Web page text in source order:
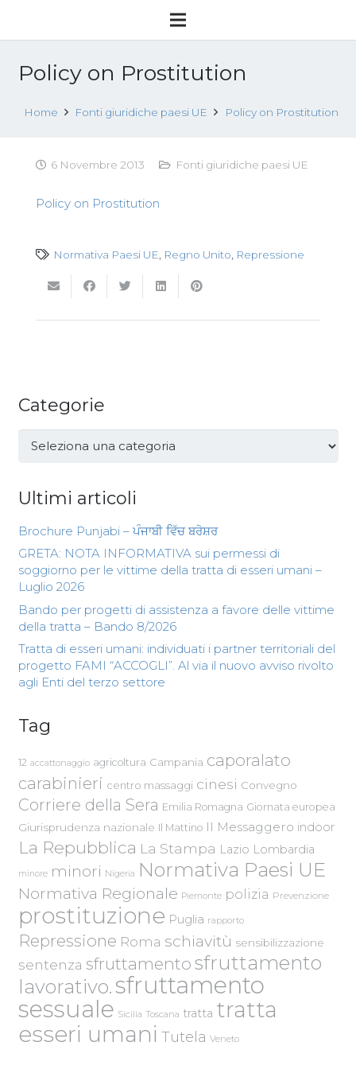
Policy on Prostitution
Home Fonti giuridiche paesi UE Policy on Prostitution
6 Novembre 2013 Fonti giuridiche paesi UE
Policy on Prostitution
Normativa Paesi UE Regno Unito Repressione
Categorie
Categorie
Ultimi articoli
Brochure Punjabi – ਪੰਜਾਬੀ ਵਿੱਚ ਬਰੋਸ਼ਰ
GRETA: NOTA INFORMATIVA sui permessi di
soggiorno per le vittime della tratta di esseri umani –
Luglio 2026
Bando per progetti di assistenza a favore delle vittime
della tratta – Bando 8/2026
Tratta di esseri umani: individuati i partner territoriali del
progetto FAMI “ACCOGLI”. Al via il nuovo avviso rivolto
agli Enti del terzo settore
Tag
12 accattonaggio agricoltura Campania caporalato
carabinieri centro massaggi cinesi Convegno
Corriere della Sera Emilia Romagna Giornata europea
Giurisprudenza nazionale Il Mattino Il Messaggero indoor
La Repubblica La Stampa Lazio Lombardia
minore minori Nigeria Normativa Paesi UE
Normativa Regionale Piemonte polizia Prevenzione
prostituzione Puglia rapporto
Repressione Roma schiavitù sensibilizzazione
sentenza sfruttamento sfruttamento
lavorativo.sfruttamento
sessuale Sicilia Toscana tratta tratta
esseri umani Tutela Veneto